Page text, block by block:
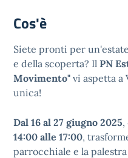
Cos'è
Siete pronti per
e della scoperta? Il PN
Movimento" vi aspetta a
unica!
Dal 16 al 27 giugno 2025,
14:00 alle 17:00,
parrocchiale e la